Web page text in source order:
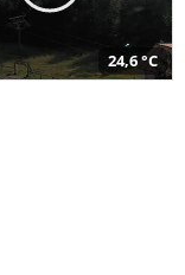
24,6 °C